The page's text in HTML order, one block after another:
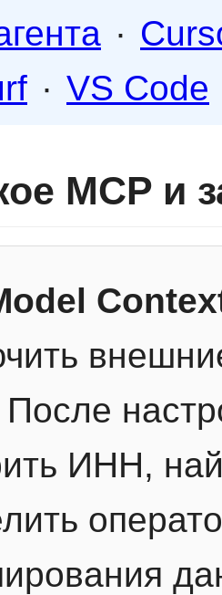
·
· VS Code
MCP и
После
ИНН,